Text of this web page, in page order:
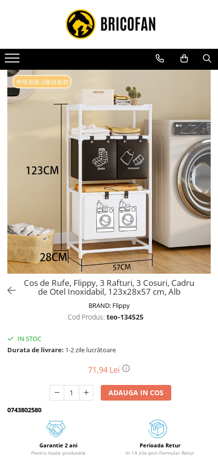
Toate Produsele
Vehicule electrice
Atv
Cu permis
Fără permis
Piese de schimb vehicule electrice
Scutere pe benzina
Tricicluri cargo fara permis
Biciclete, trotinete, triciclete
Biciclete electrice
Triciclete
Gradina
Motoburghie si accesorii
Drujbe pe benzina
Drujbe cu acumulator
Consumabile drujbe, fierastraie
Drujbe electrice
Unelte electrice busteni
Batoze - mori desfacat porumb
Granulatoare
Mori pentru cereale
Cos de Rufe, Flippy, 3 Rafturi, 3 Cosuri, Cadru
de Otel Inoxidabil, 123x28x57 cm, Alb
BRAND: Flippy
Cod Produs: teo-134525
IN STOC
Durata de livrare: 1-2 zile lucrătoare
71,94 Lei
ADAUGA IN COS
0743802580
Garantie 2 ani
Pentru toate produsele
Perioada Retur
In 14 zile prin Formular Retur